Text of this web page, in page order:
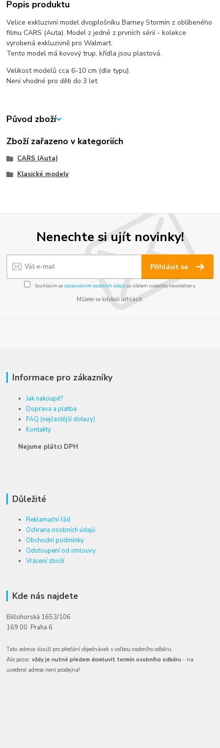
Popis produktu
Velice exkluzivní model dvojplošníku Barney Stormin z oblíbeného
filmu CARS (Auta). Model z jedné z prvních sérií - kolekce
vyrobená exkluzivně pro Walmart.
Tento model má kovový trup, křídla jsou plastová.
Velikost modelů cca 6-10 cm (dle typu).
Není vhodné pro děti do 3 let.
Původ zboží
Zboží zařazeno v kategoriích
CARS (Auta)
Klasické modely
Nenechte si ujít novinky!
Přihlásit se
Souhlasím se zpracováním osobních údajůza účelem rozesílky newsletteru.
Můžete se kdykoli odhlásit.
Informace pro zákazníky
Jak nakoupit?
Doprava a platba
FAQ (nejčastější dotazy)
Kontakty
Nejsme plátci DPH
Důležité
Reklamační řád
Ochrana osobních údajů
Obchodní podmínky
Odstoupení od smlouvy
Vrácení zboží
Kde nás najdete
Bělohorská 1653/106
169 00 Praha 6
Tato adresa slouží pro předání objednávek s volbou osobního odběru.
Ale pozor,vždy je nutné předem domluvit termín osobního odběru - na
uvedené adrese není prodejna!